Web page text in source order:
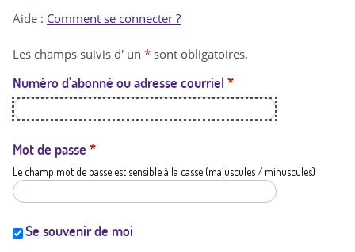
t
a
t
i
Aide : Comment se connecter ?
Les champs suivis d' un * sont obligatoires.
Numéro d'abonné ou adresse courriel *
Mot de passe *
Le champ mot de passe est sensible à la casse (majuscules / minuscules)
Se souvenir de moi